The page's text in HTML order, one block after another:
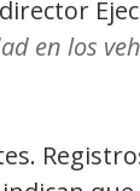
en los